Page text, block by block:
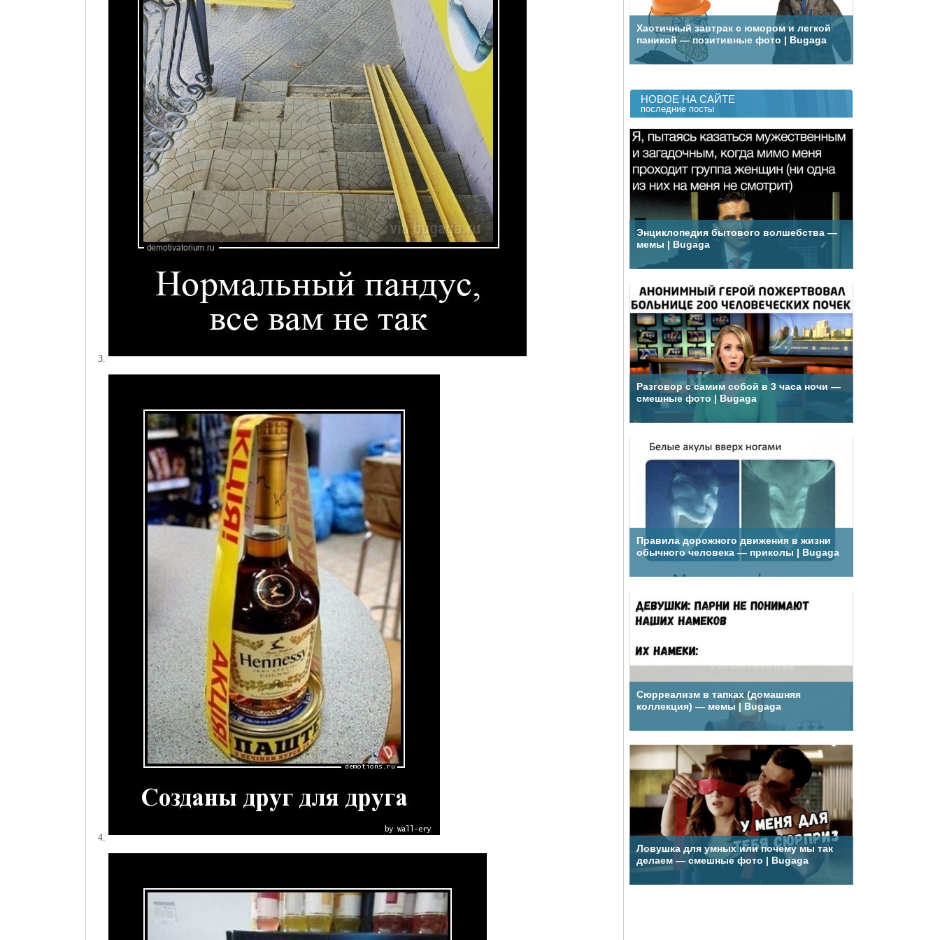
Хаотичный завтрак с юмором и легкой
паникой — позитивные фото | Bugaga
НОВОЕ НА САЙТЕ
последние посты
Энциклопедия бытового волшебства —
мемы | Bugaga
Разговор с самим собой в 3 часа ночи —
смешные фото | Bugaga
Правила дорожного движения в жизни
обычного человека — приколы | Bugaga
Сюрреализм в тапках (домашняя
коллекция) — мемы | Bugaga
Ловушка для умных или почему мы так
делаем — смешные фото | Bugaga